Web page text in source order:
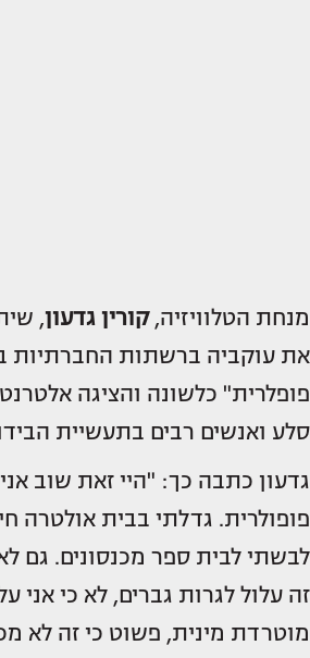
מנחת הטלוויזיה,קורין גדעון,
את עוקביה ברשתות החברתיות
פופלרית" כלשונה והציגה
סלע ואנשים רבים בתעשיית
גדעון כתבה כך: "היי זאת שוב
פופולרית. גדלתי בבית אולטרה
לבשתי לבית ספר מכנסונים. גם
זה עלול לגרות גברים, לא כי אני
מוטרדת מינית, פשוט כי זה לא